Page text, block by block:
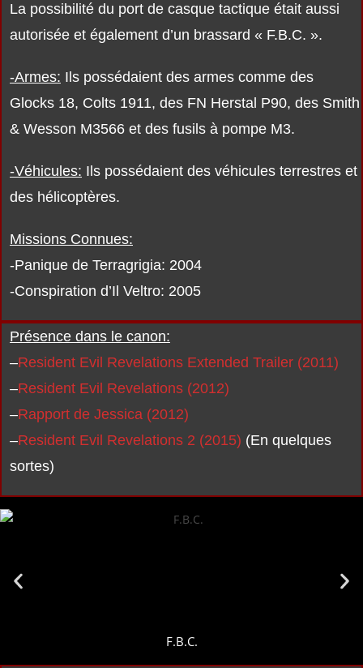
La possibilité du port de casque tactique était aussi
autorisée et également d’un brassard « F.B.C. ».
-Armes: Ils possédaient des armes comme des
Glocks 18, Colts 1911, des FN Herstal P90, des Smith
& Wesson M3566 et des fusils à pompe M3.
-Véhicules: Ils possédaient des véhicules terrestres et
des hélicoptères.
Missions Connues:
-Panique de Terragrigia: 2004
-Conspiration d’Il Veltro: 2005
Présence dans le canon:
–Resident Evil Revelations Extended Trailer (2011)
–Resident Evil Revelations (2012)
–Rapport de Jessica (2012)
–Resident Evil Revelations 2 (2015) (En quelques
sortes)
F.B.C.